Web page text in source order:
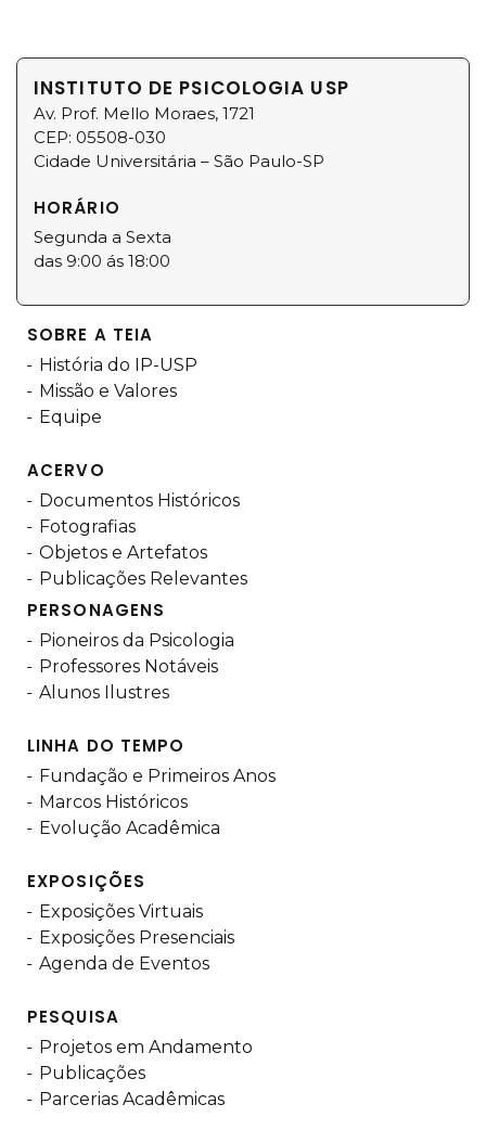
INSTITUTO DE PSICOLOGIA USP
Av. Prof. Mello Moraes, 1721
CEP: 05508-030
Cidade Universitária – São Paulo-SP
HORÁRIO
Segunda a Sexta
das 9:00 ás 18:00
SOBRE A TEIA
História do IP-USP
Missão e Valores
Equipe
ACERVO
Documentos Históricos
Fotografias
Objetos e Artefatos
Publicações Relevantes
PERSONAGENS
Pioneiros da Psicologia
Professores Notáveis
Alunos Ilustres
LINHA DO TEMPO
Fundação e Primeiros Anos
Marcos Históricos
Evolução Acadêmica
EXPOSIÇÕES
Exposições Virtuais
Exposições Presenciais
Agenda de Eventos
PESQUISA
Projetos em Andamento
Publicações
Parcerias Acadêmicas